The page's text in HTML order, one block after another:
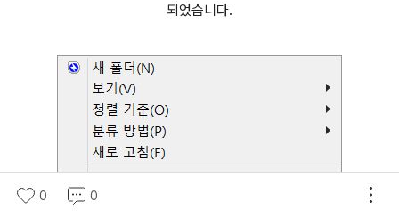
되었습니다.
0 0